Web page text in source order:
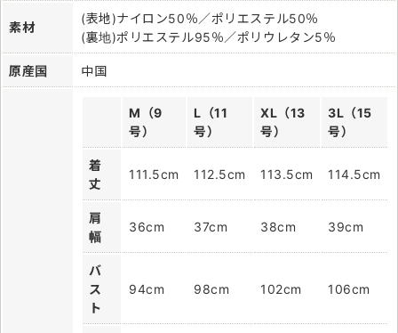
素材
(表地)ナイロン50％／ポリエステル50％
(裏地)ポリエステル95％／ポリウレタン5％
原産国 中国
M（9
号）
L（11
号）
XL（13
号）
3L（15
号）
着
丈
111.5cm 112.5cm 113.5cm 114.5cm
肩
幅
36cm 37cm 38cm 39cm
バ
ス
ト
94cm 98cm 102cm 106cm